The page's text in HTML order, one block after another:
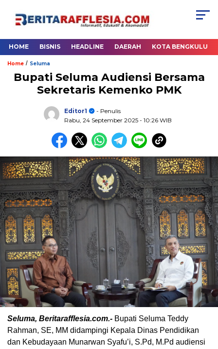
HOME BISNIS HEADLINE DAERAH KOTA BENGKULU
Home / Seluma
Bupati Seluma Audiensi Bersama
Sekretaris Kemenko PMK
Editor1
- Penulis
Rabu, 24 September 2025 - 10:26 WIB
Seluma, Beritarafflesia.com.- Bupati Seluma Teddy
Rahman, SE, MM didampingi Kepala Dinas Pendidikan
dan Kebudayaan Munarwan Syafu’i, S.Pd, M.Pd audiensi